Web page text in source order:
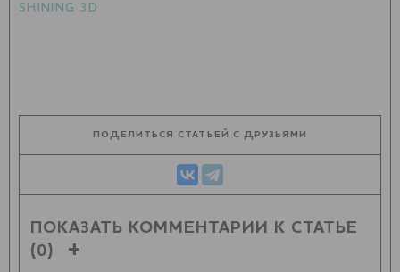
SHINING 3D
ПОДЕЛИТЬСЯ СТАТЬЕЙ С ДРУЗЬЯМИ
ПОКАЗАТЬ КОММЕНТАРИИ К СТАТЬЕ
(0)